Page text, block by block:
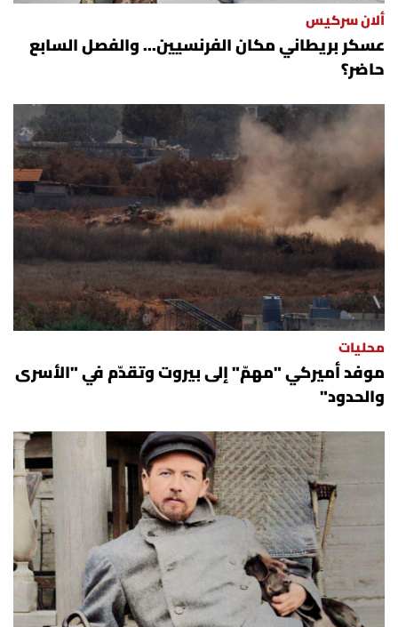
ألان سركيس
عسكر بريطاني مكان الفرنسيين... والفصل السابع
حاضر؟
محليات
موفد أميركي "مهمّ" إلى بيروت وتقدّم في "الأسرى
والحدود"